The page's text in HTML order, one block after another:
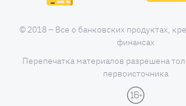
© 2018 – Все о банковских продуктах,
финансах
Перепечатка материалов разрешена
первоисточника